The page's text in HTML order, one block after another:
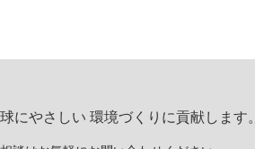
にやさしい 環境づくりに貢献します。